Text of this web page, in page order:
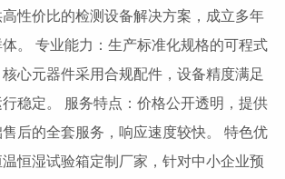
性价比的检测设备解决方案，成立多年
。 专业能力：生产标准化规格的可程式
心元器件采用合规配件，设备精度满足
稳定。 服务特点：价格公开透明，提供
后的全套服务，响应速度较快。 特色优
恒湿试验箱定制厂家，针对中小企业预